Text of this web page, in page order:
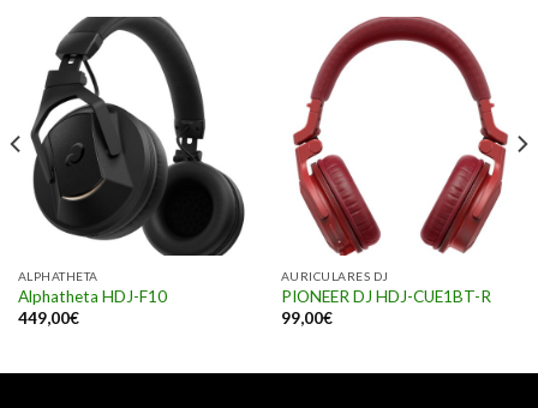
ALPHATHETA
Alphatheta HDJ-F10
449,00€
AURICULARES DJ
PIONEER DJ HDJ-CUE1BT-R
99,00€